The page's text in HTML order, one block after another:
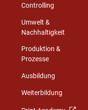
Controlling
Umwelt &
Nachhaltigkeit
Produktion &
Prozesse
Ausbildung
Weiterbildung